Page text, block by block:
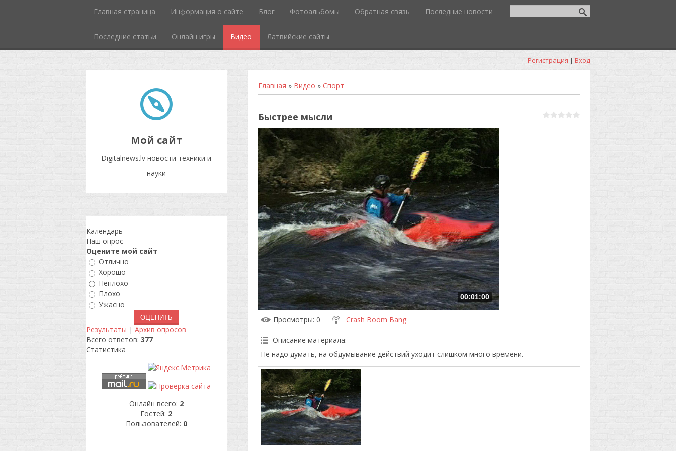
Главная страница Информация о сайте Блог Фотоальбомы Обратная связь Последние новости
Последние статьи Онлайн игры Видео Латвийские сайты
Регистрация | Вход
Мой сайт
Digitalnews.lv новости техники и
науки
Главная » Видео » Спорт
Быстрее мысли
00:01:00
Просмотры: 0 Crash Boom Bang
Описание материала:
Не надо думать, на обдумывание действий уходит слишком много времени.
Календарь
Наш опрос
Оцените мой сайт
Отлично
Хорошо
Неплохо
Плохо
Ужасно
Результаты | Архив опросов
Всего ответов: 377
Статистика
Онлайн всего: 2
Гостей: 2
Пользователей: 0